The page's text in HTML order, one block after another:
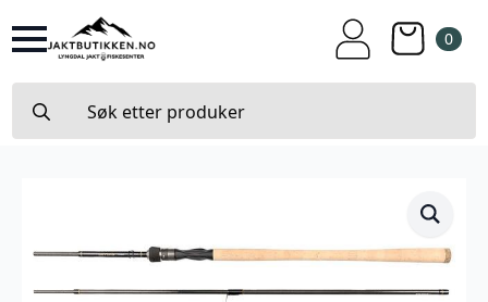
0
for: